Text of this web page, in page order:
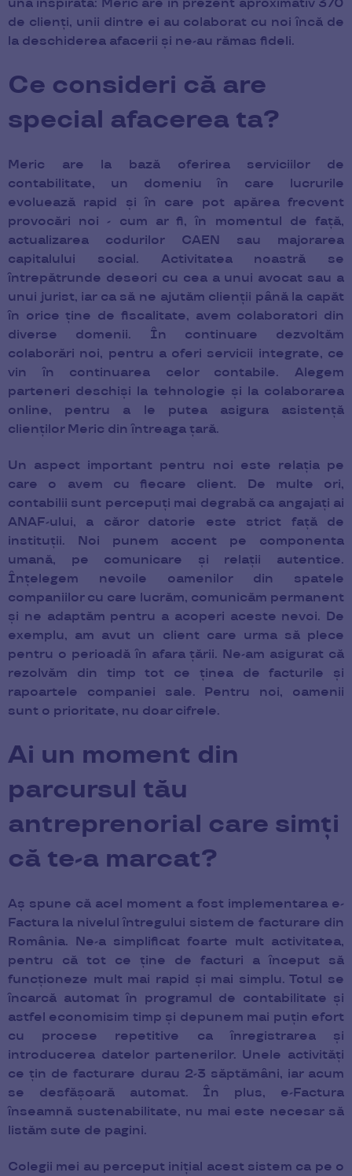
una inspirată: Meric are în prezent aproximativ 370
de clienți, unii dintre ei au colaborat cu noi încă de
la deschiderea afacerii și ne-au rămas fideli.
Ce consideri că are
special afacerea ta?
Meric are la bază oferirea serviciilor de
contabilitate, un domeniu în care lucrurile
evoluează rapid și în care pot apărea frecvent
provocări noi - cum ar fi, în momentul de față,
actualizarea codurilor CAEN sau majorarea
capitalului social. Activitatea noastră se
întrepătrunde deseori cu cea a unui avocat sau a
unui jurist, iar ca să ne ajutăm clienții până la capăt
în orice ține de fiscalitate, avem colaboratori din
diverse domenii. În continuare dezvoltăm
colaborări noi, pentru a oferi servicii integrate, ce
vin în continuarea celor contabile. Alegem
parteneri deschiși la tehnologie și la colaborarea
online, pentru a le putea asigura asistență
clienților Meric din întreaga țară.
Un aspect important pentru noi este relația pe
care o avem cu fiecare client. De multe ori,
contabilii sunt percepuți mai degrabă ca angajați ai
ANAF-ului, a căror datorie este strict față de
instituții. Noi punem accent pe componenta
umană, pe comunicare și relații autentice.
Înțelegem nevoile oamenilor din spatele
companiilor cu care lucrăm, comunicăm permanent
și ne adaptăm pentru a acoperi aceste nevoi. De
exemplu, am avut un client care urma să plece
pentru o perioadă în afara țării. Ne-am asigurat că
rezolvăm din timp tot ce ținea de facturile și
rapoartele companiei sale. Pentru noi, oamenii
sunt o prioritate, nu doar cifrele.
Ai un moment din
parcursul tău
antreprenorial care simți
că te-a marcat?
Aș spune că acel moment a fost implementarea e-
Factura la nivelul întregului sistem de facturare din
România. Ne-a simplificat foarte mult activitatea,
pentru că tot ce ține de facturi a început să
funcționeze mult mai rapid și mai simplu. Totul se
încarcă automat în programul de contabilitate și
astfel economisim timp și depunem mai puțin efort
cu procese repetitive ca înregistrarea și
introducerea datelor partenerilor. Unele activități
ce țin de facturare durau 2-3 săptămâni, iar acum
se desfășoară automat. În plus, e-Factura
înseamnă sustenabilitate, nu mai este necesar să
listăm sute de pagini.
Colegii mei au perceput inițial acest sistem ca pe o